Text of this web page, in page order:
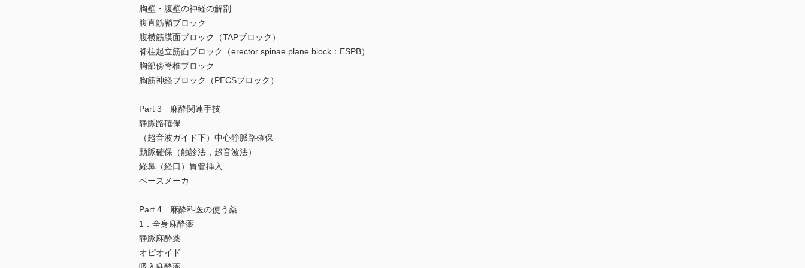
胸壁・腹壁の神経の解剖
腹直筋鞘ブロック
腹横筋膜面ブロック（TAPブロック）
脊柱起立筋面ブロック（erector spinae plane block：ESPB）
胸部傍脊椎ブロック
胸筋神経ブロック（PECSブロック）
Part 3 麻酔関連手技
静脈路確保
（超音波ガイド下）中心静脈路確保
動脈確保（触診法，超音波法）
経鼻（経口）胃管挿入
ペースメーカ
Part 4 麻酔科医の使う薬
1．全身麻酔薬
静脈麻酔薬
オピオイド